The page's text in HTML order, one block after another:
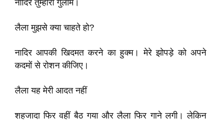
नादिर तुम्हारा गुलाम।
लैला मुझसे क्या चाहते हो?
नादिर आपकी खिदमत करने का हुक्म। मेरे झोपड़े को अपने
कदमों से रोशन कीजिए।
लैला यह मेरी आदत नहीं
शहजादा फिर वहीं बैठ गया और लैला फिर गाने लगी। लेकिन